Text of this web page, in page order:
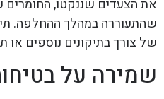
את הצעדים שננקטו, החומרים
שהתעוררה במהלך ההחלפה.
של צורך בתיקונים נוספים או
שמירה על